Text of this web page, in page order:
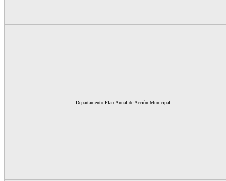
Departamento Plan Anual de Acción Municipal